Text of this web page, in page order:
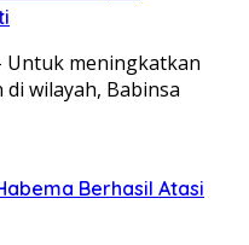
Untuk meningkatkan
wilayah, Babinsa
Berhasil Atasi